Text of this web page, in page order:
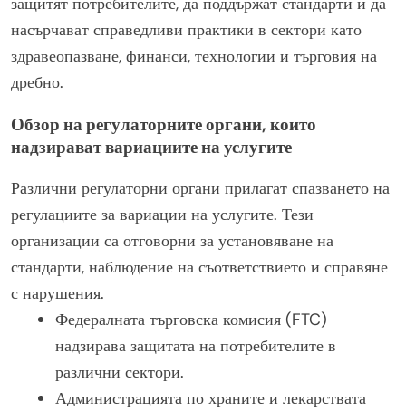
насърчават справедливи практики в сектори като
здравеопазване, финанси, технологии и търговия на
дребно.
Обзор на регулаторните органи, които
надзирават вариациите на услугите
Различни регулаторни органи прилагат спазването на
регулациите за вариации на услугите. Тези
организации са отговорни за установяване на
стандарти, наблюдение на съответствието и справяне
с нарушения.
Федералната търговска комисия (FTC)
надзирава защитата на потребителите в
различни сектори.
Администрацията по храните и лекарствата